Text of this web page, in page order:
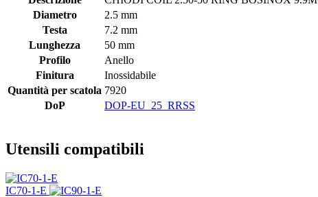
Diametro
2.5 mm
Testa
7.2 mm
Lunghezza
50 mm
Profilo
Anello
Finitura
Inossidabile
Quantità per scatola 7920
DoP
DOP-EU_25_RRSS
Utensili compatibili
IC70-1-E